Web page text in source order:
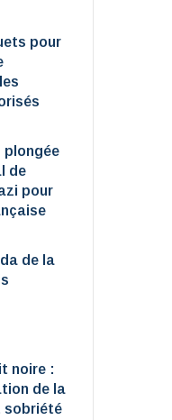
pour
plongée
de
pour
de la
noire :
de la
sobriété